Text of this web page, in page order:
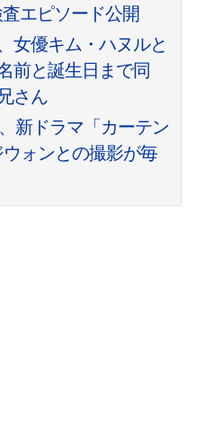
エピソード公開
女優キム・ハヌルと
前と誕生日まで同
さん
新ドラマ「カーテン
ォンとの撮影が毎